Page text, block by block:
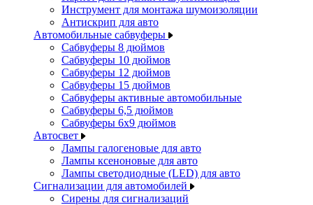
Инструмент для монтажа шумоизоляции
Антискрип для авто
Автомобильные сабвуферы
Сабвуферы 8 дюймов
Сабвуферы 10 дюймов
Сабвуферы 12 дюймов
Сабвуферы 15 дюймов
Сабвуферы активные автомобильные
Сабвуферы 6,5 дюймов
Сабвуферы 6x9 дюймов
Автосвет
Лампы галогеновые для авто
Лампы ксеноновые для авто
Лампы светодиодные (LED) для авто
Сигнализации для автомобилей
Сирены для сигнализаций